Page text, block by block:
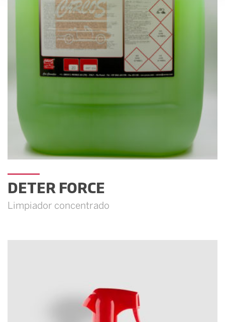
DETER FORCE
Limpiador concentrado